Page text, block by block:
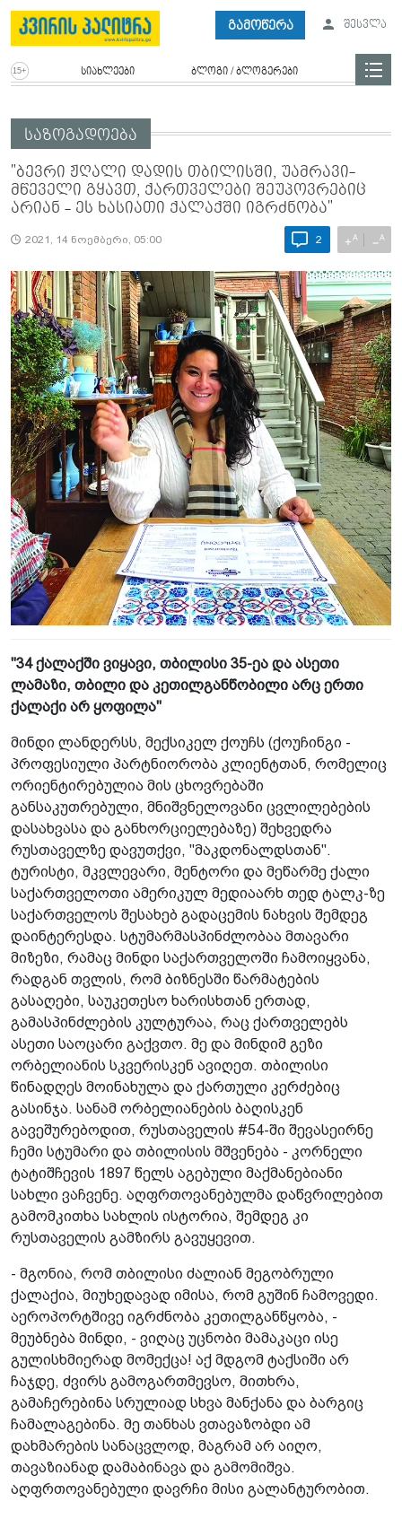
გამოწერა შესვლა
სიახლეები ბლოგი / ბლოგერები
საზოგადოება
"ბევრი ჟღალი დადის თბილისში, უამრავი­
მწეველი გყავთ, ქართველები შეუპოვრებიც
არიან - ეს ხასიათი ქალაქში იგრძნობა"
2021, 14 ნოემბერი, 05:00 2 +A −A
"34 ქალაქში ვიყავი, თბილისი 35-ეა და ასეთი
ლამაზი, თბილი და კეთილგანწობილი არც ერთი
ქალაქი არ ყოფილა"
მინდი ლანდერსს, მექსიკელ ქოუჩს (ქოუჩინგი -
პროფესიული პარტნიორობა კლიენტთან, რომელიც
ორიენტირებულია მის ცხოვრებაში
განსაკუთრებული, მნიშვნელოვანი ცვლილებების
დასახვასა და განხორციელებაზე) შეხვედრა
რუსთაველზე დავუთქვი, "მაკდონალდსთან".
ტურისტი, მკვლევარი, მენტორი და მეწარმე ქალი
საქართველოთი ამერიკულ მედიაარხ თედ ტალკ-ზე
საქართველოს შესახებ გადაცემის ნახვის შემდეგ
დაინტერესდა. სტუმარმასპინძლობაა მთავარი
მიზეზი, რამაც მინდი საქართველოში ჩამოიყვანა,
რადგან თვლის, რომ ბიზნესში წარმატების
გასაღები, საუკეთესო ხარისხთან ერთად,
გამასპინძლების კულტურაა, რაც ქართველებს
ასეთი საოცარი გაქვთო. მე და მინდიმ გეზი
ორბელიანის სკვერისკენ ავიღეთ. თბილისი
წინადღეს მოინახულა და ქართული კერძებიც
გასინჯა. სანამ ორბელიანების ბაღისკენ
გავეშურებოდით, რუსთაველის #54-ში შევასეირნე
ჩემი სტუმარი და თბილისის მშვენება - კორნელი
ტატიშჩევის 1897 წელს აგებული მაქმანებიანი
სახლი ვაჩვენე. აღფრთოვანებულმა დაწვრილებით
გამომკითხა სახლის ისტორია, შემდეგ კი
რუსთაველის გამზირს გავუყევით.
- მგონია, რომ თბილისი ძალიან მეგობრული
ქალაქია, მიუხედავად იმისა, რომ გუშინ ჩამოვედი.
აეროპორტშივე იგრძნობა კეთილგანწყობა, -
მეუბნება მინდი, - ვიღაც უცნობი მამაკაცი ისე
გულისხმიერად მომექცა! აქ მდგომ ტაქსიში არ
ჩაჯდე, ძვირს გამოგართმევსო, მითხრა,
გამაჩერებინა სრულიად სხვა მანქანა და ბარგიც
ჩამალაგებინა. მე თანხას ვთავაზობდი ამ
დახმარების სანაცვლოდ, მაგრამ არ აიღო,
თავაზიანად დამაბინავა და გამომიშვა.
აღფრთოვანებული დავრჩი მისი გალანტურობით.